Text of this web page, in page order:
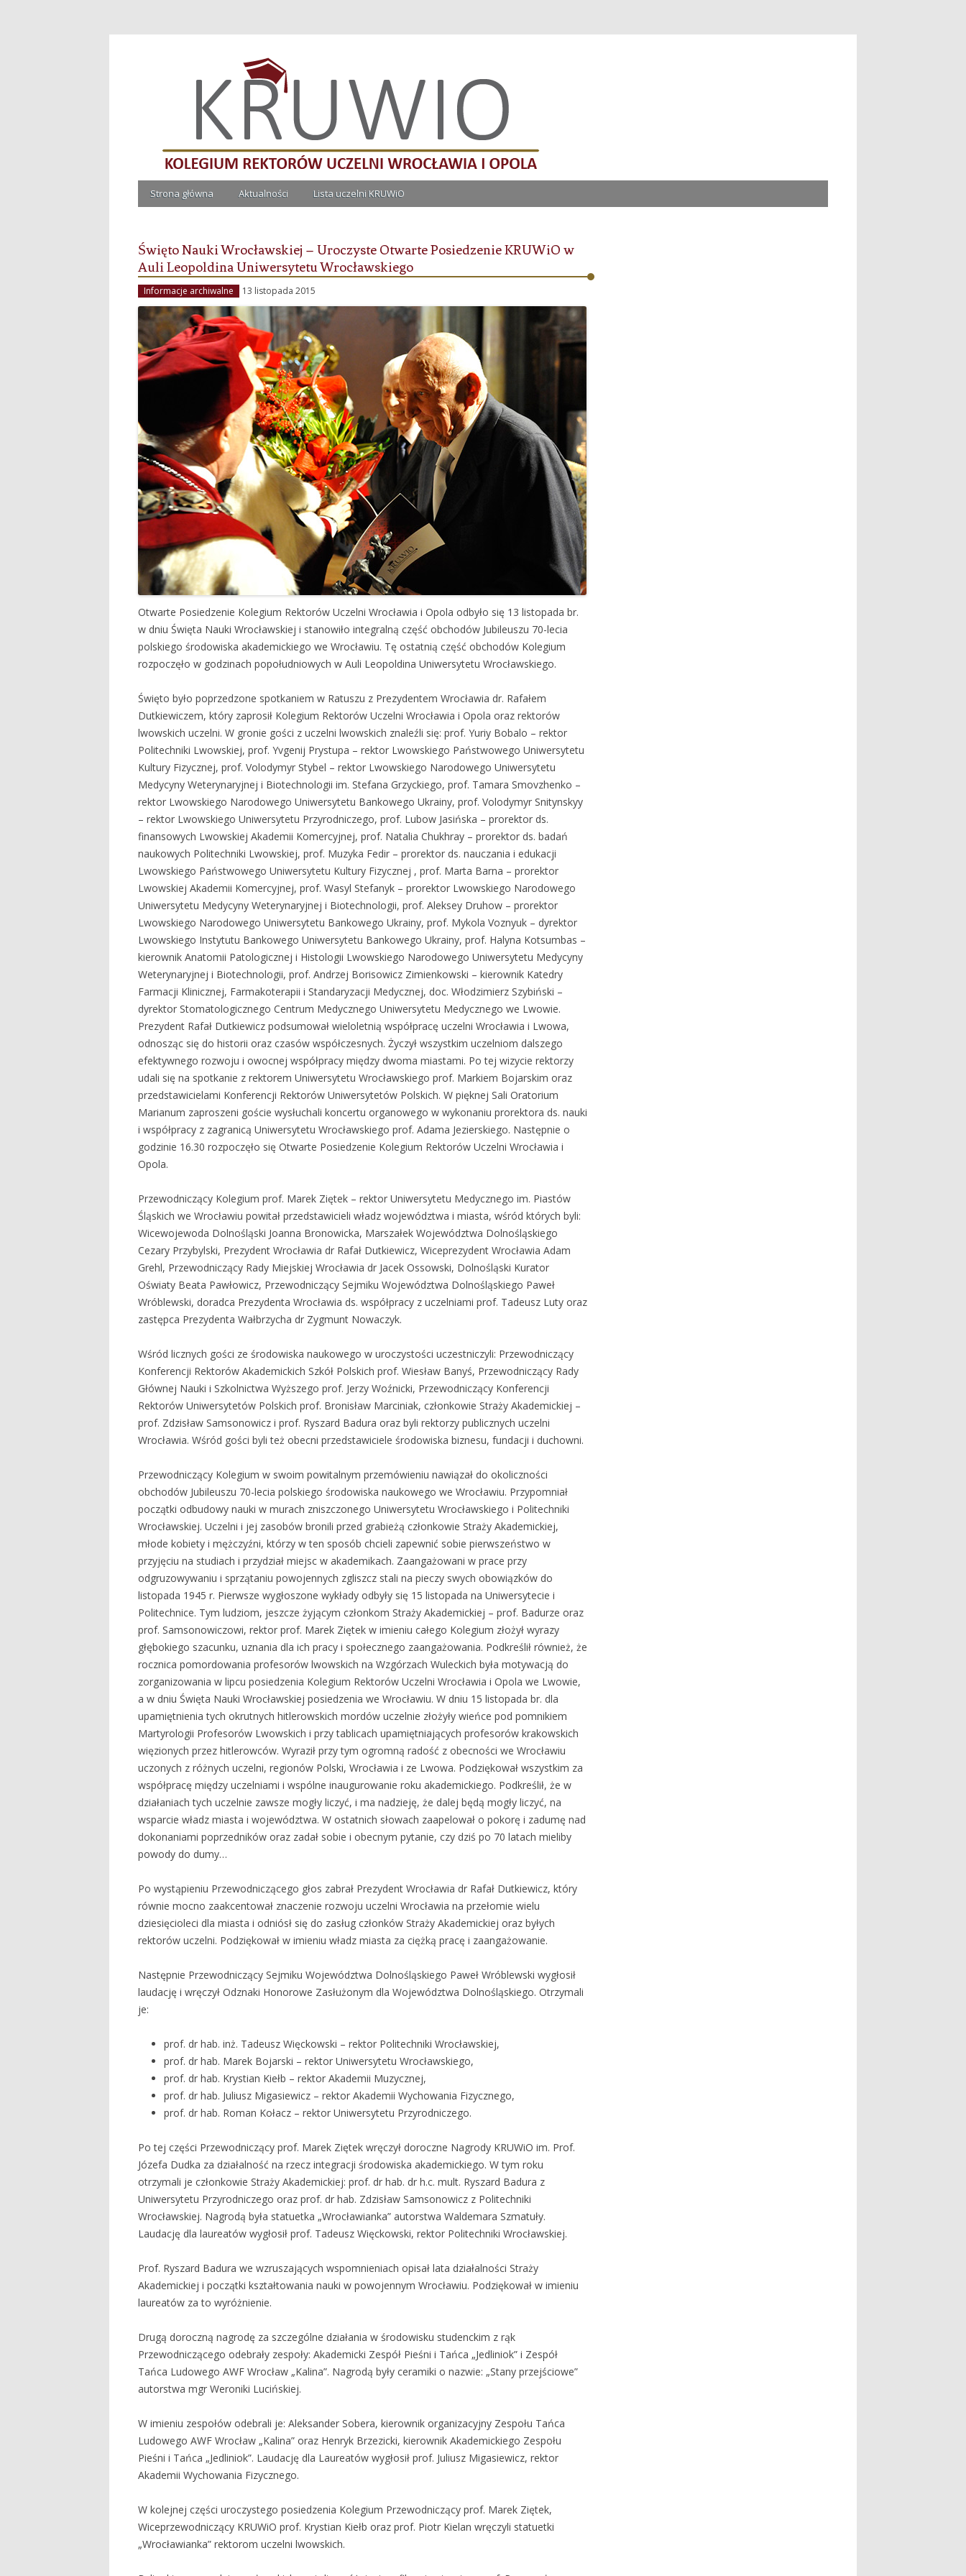
Kolegium Rektorów Uczelni Wrocławia i Opola
Przeskocz do treści
Strona główna Aktualności Lista uczelni KRUWiO
Święto Nauki Wrocławskiej – Uroczyste Otwarte Posiedzenie KRUWiO w
Auli Leopoldina Uniwersytetu Wrocławskiego
Informacje archiwalne 13 listopada 2015
Otwarte Posiedzenie Kolegium Rektorów Uczelni Wrocławia i Opola odbyło się 13 listopada br.
w dniu Święta Nauki Wrocławskiej i stanowiło integralną część obchodów Jubileuszu 70-lecia
polskiego środowiska akademickiego we Wrocławiu. Tę ostatnią część obchodów Kolegium
rozpoczęło w godzinach popołudniowych w Auli Leopoldina Uniwersytetu Wrocławskiego.
Święto było poprzedzone spotkaniem w Ratuszu z Prezydentem Wrocławia dr. Rafałem
Dutkiewiczem, który zaprosił Kolegium Rektorów Uczelni Wrocławia i Opola oraz rektorów
lwowskich uczelni. W gronie gości z uczelni lwowskich znaleźli się: prof. Yuriy Bobalo – rektor
Politechniki Lwowskiej, prof. Yvgenij Prystupa – rektor Lwowskiego Państwowego Uniwersytetu
Kultury Fizycznej, prof. Volodymyr Stybel – rektor Lwowskiego Narodowego Uniwersytetu
Medycyny Weterynaryjnej i Biotechnologii im. Stefana Grzyckiego, prof. Tamara Smovzhenko –
rektor Lwowskiego Narodowego Uniwersytetu Bankowego Ukrainy, prof. Volodymyr Snitynskyy
– rektor Lwowskiego Uniwersytetu Przyrodniczego, prof. Lubow Jasińska – prorektor ds.
finansowych Lwowskiej Akademii Komercyjnej, prof. Natalia Chukhray – prorektor ds. badań
naukowych Politechniki Lwowskiej, prof. Muzyka Fedir – prorektor ds. nauczania i edukacji
Lwowskiego Państwowego Uniwersytetu Kultury Fizycznej , prof. Marta Barna – prorektor
Lwowskiej Akademii Komercyjnej, prof. Wasyl Stefanyk – prorektor Lwowskiego Narodowego
Uniwersytetu Medycyny Weterynaryjnej i Biotechnologii, prof. Aleksey Druhow – prorektor
Lwowskiego Narodowego Uniwersytetu Bankowego Ukrainy, prof. Mykola Voznyuk – dyrektor
Lwowskiego Instytutu Bankowego Uniwersytetu Bankowego Ukrainy, prof. Halyna Kotsumbas –
kierownik Anatomii Patologicznej i Histologii Lwowskiego Narodowego Uniwersytetu Medycyny
Weterynaryjnej i Biotechnologii, prof. Andrzej Borisowicz Zimienkowski – kierownik Katedry
Farmacji Klinicznej, Farmakoterapii i Standaryzacji Medycznej, doc. Włodzimierz Szybiński –
dyrektor Stomatologicznego Centrum Medycznego Uniwersytetu Medycznego we Lwowie.
Prezydent Rafał Dutkiewicz podsumował wieloletnią współpracę uczelni Wrocławia i Lwowa,
odnosząc się do historii oraz czasów współczesnych. Życzył wszystkim uczelniom dalszego
efektywnego rozwoju i owocnej współpracy między dwoma miastami. Po tej wizycie rektorzy
udali się na spotkanie z rektorem Uniwersytetu Wrocławskiego prof. Markiem Bojarskim oraz
przedstawicielami Konferencji Rektorów Uniwersytetów Polskich. W pięknej Sali Oratorium
Marianum zaproszeni goście wysłuchali koncertu organowego w wykonaniu prorektora ds. nauki
i współpracy z zagranicą Uniwersytetu Wrocławskiego prof. Adama Jezierskiego. Następnie o
godzinie 16.30 rozpoczęło się Otwarte Posiedzenie Kolegium Rektorów Uczelni Wrocławia i
Opola.
Przewodniczący Kolegium prof. Marek Ziętek – rektor Uniwersytetu Medycznego im. Piastów
Śląskich we Wrocławiu powitał przedstawicieli władz województwa i miasta, wśród których byli:
Wicewojewoda Dolnośląski Joanna Bronowicka, Marszałek Województwa Dolnośląskiego
Cezary Przybylski, Prezydent Wrocławia dr Rafał Dutkiewicz, Wiceprezydent Wrocławia Adam
Grehl, Przewodniczący Rady Miejskiej Wrocławia dr Jacek Ossowski, Dolnośląski Kurator
Oświaty Beata Pawłowicz, Przewodniczący Sejmiku Województwa Dolnośląskiego Paweł
Wróblewski, doradca Prezydenta Wrocławia ds. współpracy z uczelniami prof. Tadeusz Luty oraz
zastępca Prezydenta Wałbrzycha dr Zygmunt Nowaczyk.
Wśród licznych gości ze środowiska naukowego w uroczystości uczestniczyli: Przewodniczący
Konferencji Rektorów Akademickich Szkół Polskich prof. Wiesław Banyś, Przewodniczący Rady
Głównej Nauki i Szkolnictwa Wyższego prof. Jerzy Woźnicki, Przewodniczący Konferencji
Rektorów Uniwersytetów Polskich prof. Bronisław Marciniak, członkowie Straży Akademickiej –
prof. Zdzisław Samsonowicz i prof. Ryszard Badura oraz byli rektorzy publicznych uczelni
Wrocławia. Wśród gości byli też obecni przedstawiciele środowiska biznesu, fundacji i duchowni.
Przewodniczący Kolegium w swoim powitalnym przemówieniu nawiązał do okoliczności
obchodów Jubileuszu 70-lecia polskiego środowiska naukowego we Wrocławiu. Przypomniał
początki odbudowy nauki w murach zniszczonego Uniwersytetu Wrocławskiego i Politechniki
Wrocławskiej. Uczelni i jej zasobów bronili przed grabieżą członkowie Straży Akademickiej,
młode kobiety i mężczyźni, którzy w ten sposób chcieli zapewnić sobie pierwszeństwo w
przyjęciu na studiach i przydział miejsc w akademikach. Zaangażowani w prace przy
odgruzowywaniu i sprzątaniu powojennych zgliszcz stali na pieczy swych obowiązków do
listopada 1945 r. Pierwsze wygłoszone wykłady odbyły się 15 listopada na Uniwersytecie i
Politechnice. Tym ludziom, jeszcze żyjącym członkom Straży Akademickiej – prof. Badurze oraz
prof. Samsonowiczowi, rektor prof. Marek Ziętek w imieniu całego Kolegium złożył wyrazy
głębokiego szacunku, uznania dla ich pracy i społecznego zaangażowania. Podkreślił również, że
rocznica pomordowania profesorów lwowskich na Wzgórzach Wuleckich była motywacją do
zorganizowania w lipcu posiedzenia Kolegium Rektorów Uczelni Wrocławia i Opola we Lwowie,
a w dniu Święta Nauki Wrocławskiej posiedzenia we Wrocławiu. W dniu 15 listopada br. dla
upamiętnienia tych okrutnych hitlerowskich mordów uczelnie złożyły wieńce pod pomnikiem
Martyrologii Profesorów Lwowskich i przy tablicach upamiętniających profesorów krakowskich
więzionych przez hitlerowców. Wyraził przy tym ogromną radość z obecności we Wrocławiu
uczonych z różnych uczelni, regionów Polski, Wrocławia i ze Lwowa. Podziękował wszystkim za
współpracę między uczelniami i wspólne inaugurowanie roku akademickiego. Podkreślił, że w
działaniach tych uczelnie zawsze mogły liczyć, i ma nadzieję, że dalej będą mogły liczyć, na
wsparcie władz miasta i województwa. W ostatnich słowach zaapelował o pokorę i zadumę nad
dokonaniami poprzedników oraz zadał sobie i obecnym pytanie, czy dziś po 70 latach mieliby
powody do dumy…
Po wystąpieniu Przewodniczącego głos zabrał Prezydent Wrocławia dr Rafał Dutkiewicz, który
równie mocno zaakcentował znaczenie rozwoju uczelni Wrocławia na przełomie wielu
dziesięcioleci dla miasta i odniósł się do zasług członków Straży Akademickiej oraz byłych
rektorów uczelni. Podziękował w imieniu władz miasta za ciężką pracę i zaangażowanie.
Następnie Przewodniczący Sejmiku Województwa Dolnośląskiego Paweł Wróblewski wygłosił
laudację i wręczył Odznaki Honorowe Zasłużonym dla Województwa Dolnośląskiego. Otrzymali
je:
prof. dr hab. inż. Tadeusz Więckowski – rektor Politechniki Wrocławskiej,
prof. dr hab. Marek Bojarski – rektor Uniwersytetu Wrocławskiego,
prof. dr hab. Krystian Kiełb – rektor Akademii Muzycznej,
prof. dr hab. Juliusz Migasiewicz – rektor Akademii Wychowania Fizycznego,
prof. dr hab. Roman Kołacz – rektor Uniwersytetu Przyrodniczego.
Po tej części Przewodniczący prof. Marek Ziętek wręczył doroczne Nagrody KRUWiO im. Prof.
Józefa Dudka za działalność na rzecz integracji środowiska akademickiego. W tym roku
otrzymali je członkowie Straży Akademickiej: prof. dr hab. dr h.c. mult. Ryszard Badura z
Uniwersytetu Przyrodniczego oraz prof. dr hab. Zdzisław Samsonowicz z Politechniki
Wrocławskiej. Nagrodą była statuetka „Wrocławianka” autorstwa Waldemara Szmatuły.
Laudację dla laureatów wygłosił prof. Tadeusz Więckowski, rektor Politechniki Wrocławskiej.
Prof. Ryszard Badura we wzruszających wspomnieniach opisał lata działalności Straży
Akademickiej i początki kształtowania nauki w powojennym Wrocławiu. Podziękował w imieniu
laureatów za to wyróżnienie.
Drugą doroczną nagrodę za szczególne działania w środowisku studenckim z rąk
Przewodniczącego odebrały zespoły: Akademicki Zespół Pieśni i Tańca „Jedliniok” i Zespół
Tańca Ludowego AWF Wrocław „Kalina”. Nagrodą były ceramiki o nazwie: „Stany przejściowe”
autorstwa mgr Weroniki Lucińskiej.
W imieniu zespołów odebrali je: Aleksander Sobera, kierownik organizacyjny Zespołu Tańca
Ludowego AWF Wrocław „Kalina” oraz Henryk Brzezicki, kierownik Akademickiego Zespołu
Pieśni i Tańca „Jedliniok”. Laudację dla Laureatów wygłosił prof. Juliusz Migasiewicz, rektor
Akademii Wychowania Fizycznego.
W kolejnej części uroczystego posiedzenia Kolegium Przewodniczący prof. Marek Ziętek,
Wiceprzewodniczący KRUWiO prof. Krystian Kiełb oraz prof. Piotr Kielan wręczyli statuetki
„Wrocławianka” rektorom uczelni lwowskich.